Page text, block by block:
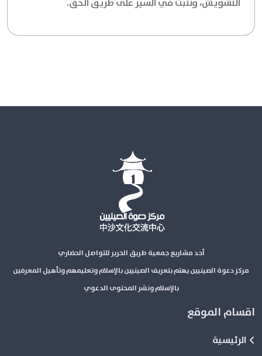
التشويش، ونثبت في السير على طريق الحق.
أحد مشاريع جمعية طريق الحرير للتواصل الحضاري
مركز دعوة الصينيين يهتم بتعريف الصينيين بالإسلام وتعليمهم وتأهيل المعرفين
بالإسلام ونشر المحتوى الدعوي
اقسام الموقع
الرئيسية